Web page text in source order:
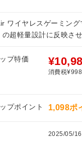
ワイヤレスゲーミン
超軽量設計に反映させ
プ特価
消費税¥998
プポイント 1,098ポ
2025/05/